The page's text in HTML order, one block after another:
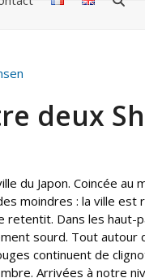
deux
du Japon. Coincée
moindres : la ville
Dans les
sourd. Tout
continuent de
Arrivées à notre